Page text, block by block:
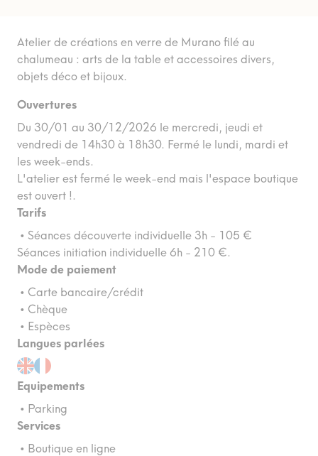
Atelier de créations en verre de Murano filé au
chalumeau : arts de la table et accessoires divers,
objets déco et bijoux.
Ouvertures
Du 30/01 au 30/12/2026 le mercredi, jeudi et
vendredi de 14h30 à 18h30. Fermé le lundi, mardi et
les week-ends.
L'atelier est fermé le week-end mais l'espace boutique
est ouvert !.
Tarifs
• Séances découverte individuelle 3h - 105 €
Séances initiation individuelle 6h - 210 €.
Mode de paiement
• Carte bancaire/crédit
• Chèque
• Espèces
Langues parlées
Equipements
• Parking
Services
• Boutique en ligne